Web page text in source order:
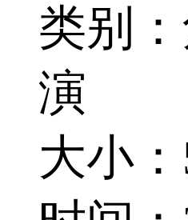
类别
演
大小